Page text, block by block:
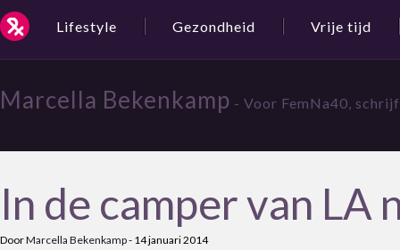
Lifestyle Gezondheid Vrije tijd
Marcella Bekenkamp - Voor FemNa40,
In de camper van LA
DoorMarcella Bekenkamp- 14 januari 2014